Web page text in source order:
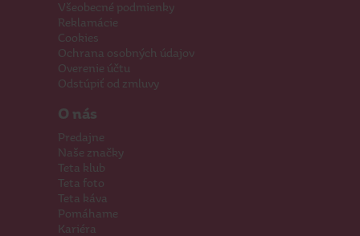
Všeobecné podmienky
Reklamácie
Cookies
Ochrana osobných údajov
Overenie účtu
Odstúpiť od zmluvy
O nás
Predajne
Naše značky
Teta klub
Teta foto
Teta káva
Pomáhame
Kariéra